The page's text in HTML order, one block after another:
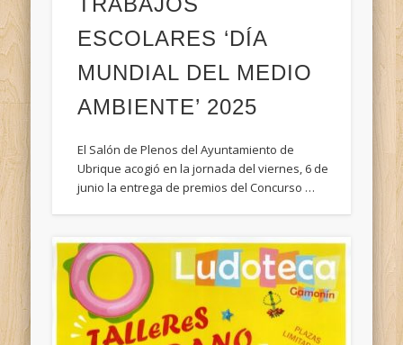
ESCOLARES ‘DÍA
MUNDIAL DEL MEDIO
AMBIENTE’ 2025
El Salón de Plenos del Ayuntamiento de
Ubrique acogió en la jornada del viernes, 6 de
junio la entrega de premios del Concurso …